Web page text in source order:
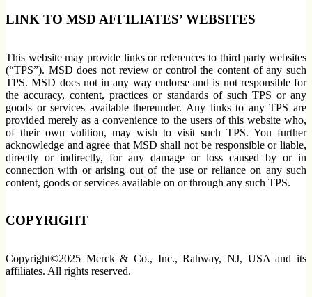
LINK TO MSD AFFILIATES’ WEBSITES
This website may provide links or references to third party websites
(“TPS”). MSD does not review or control the content of any such
TPS. MSD does not in any way endorse and is not responsible for
the accuracy, content, practices or standards of such TPS or any
goods or services available thereunder. Any links to any TPS are
provided merely as a convenience to the users of this website who,
of their own volition, may wish to visit such TPS. You further
acknowledge and agree that MSD shall not be responsible or liable,
directly or indirectly, for any damage or loss caused by or in
connection with or arising out of the use or reliance on any such
content, goods or services available on or through any such TPS.
COPYRIGHT
Copyright©2025 Merck & Co., Inc., Rahway, NJ, USA and its
affiliates. All rights reserved.